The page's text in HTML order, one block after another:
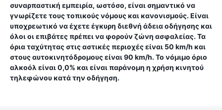
συναρπαστική εμπειρία, ωστόσο, είναι σημαντικό να
γνωρίζετε τους τοπικούς νόμους και κανονισμούς. Είναι
υποχρεωτικό να έχετε έγκυρη διεθνή άδεια οδήγησης και
όλοι οι επιβάτες πρέπει να φορούν ζώνη ασφαλείας. Τα
όρια ταχύτητας στις αστικές περιοχές είναι 50 km/h και
στους αυτοκινητόδρομους είναι 90 km/h. Το νόμιμο όριο
αλκοόλ είναι 0,0% και είναι παράνομη η χρήση κινητού
τηλεφώνου κατά την οδήγηση.